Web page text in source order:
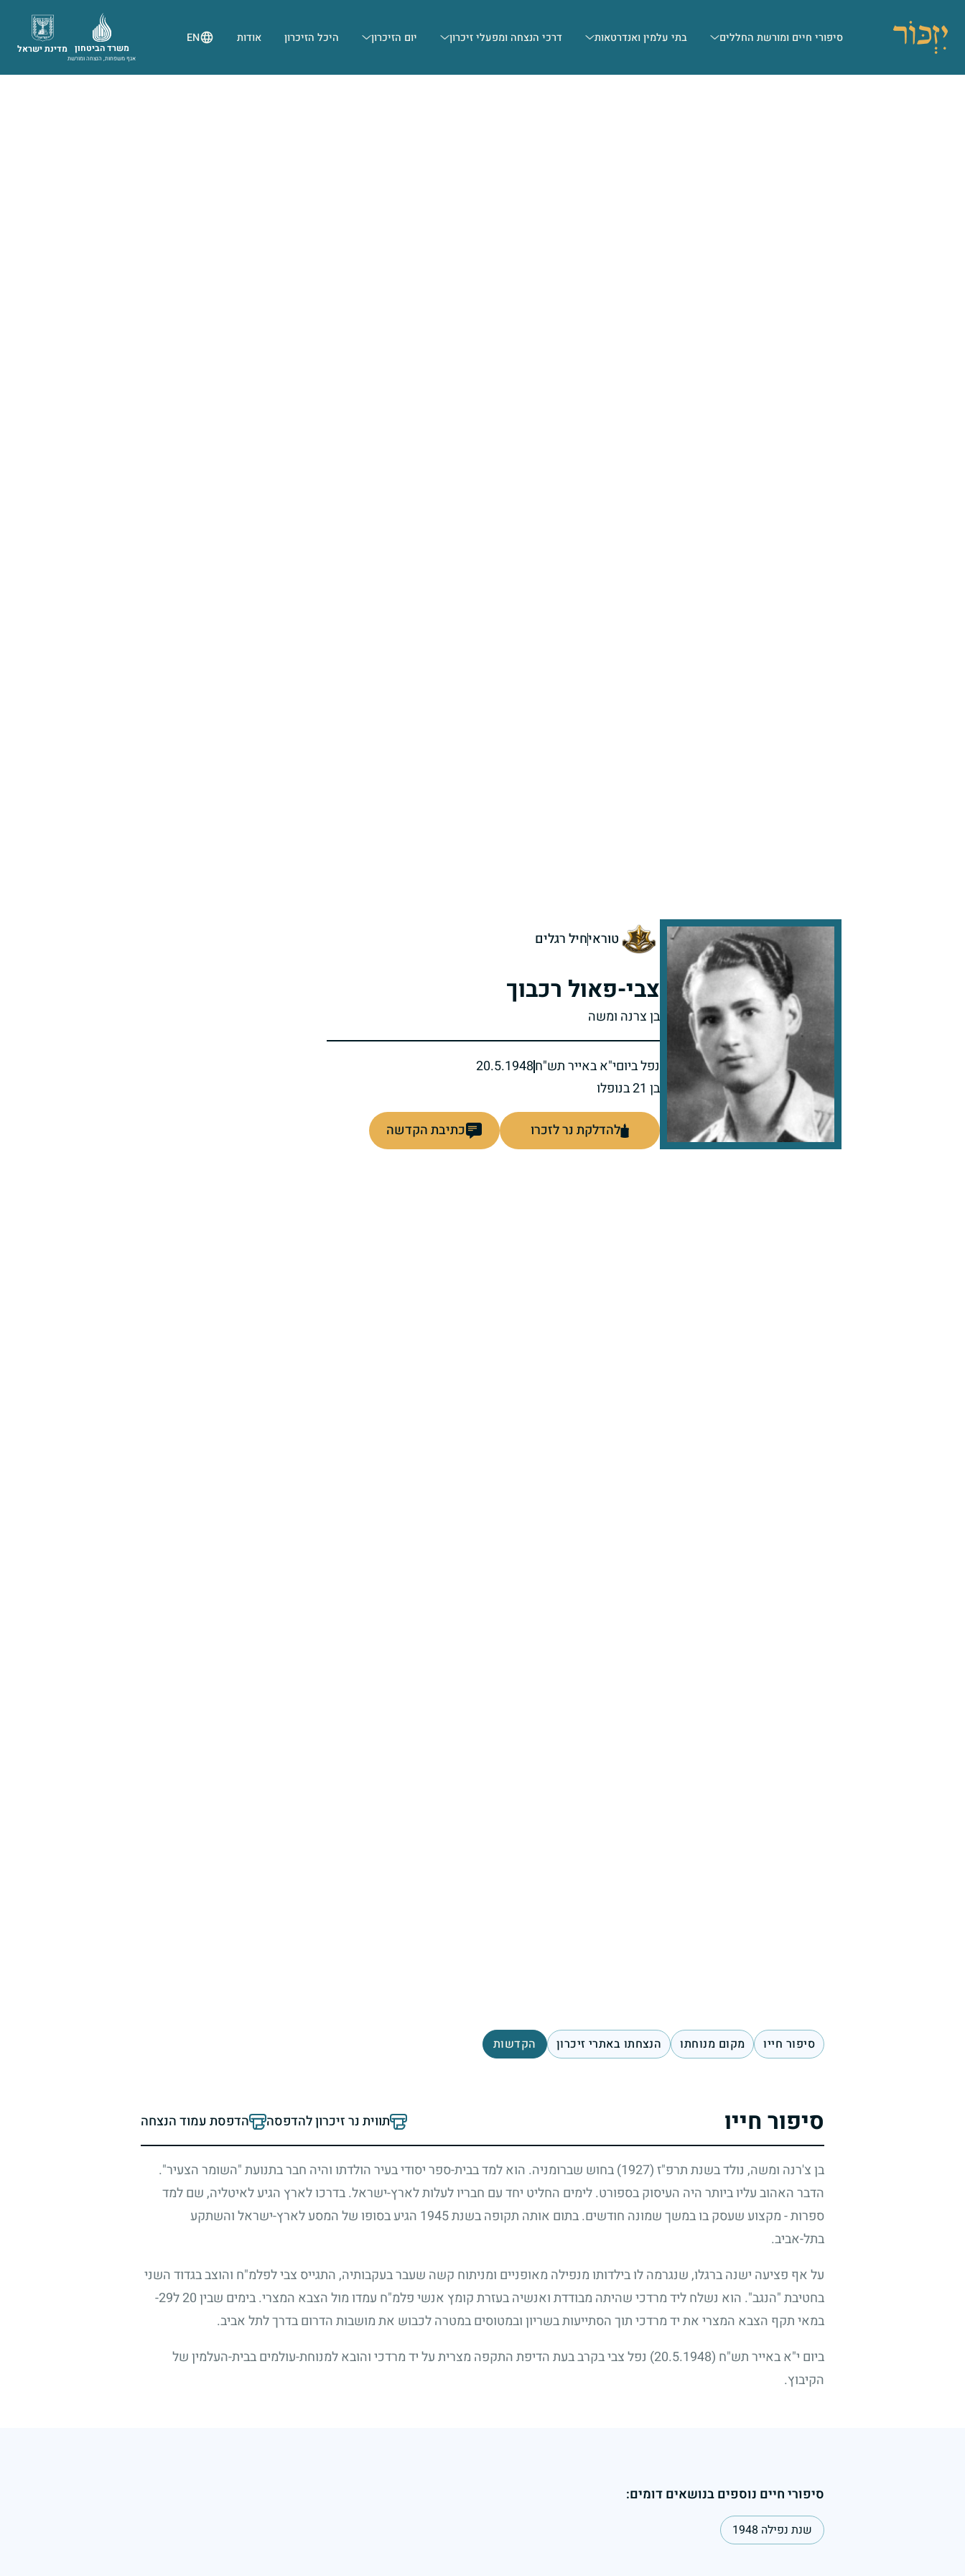
סיפורי חיים ומורשת החללים בתי עלמין ואנדרטאות דרכי הנצחה ומפעלי זיכרון יום הזיכרון היכל הזיכרון אודות EN
מדינת ישראל משרד הביטחון
אגף משפחות, הנצחה ומורשת
טוראיחיל רגלים
צבי-פאול רכבוך
בן צרנה ומשה
נפל ביוםי"א באייר תש"ח20.5.1948
בן 21 בנופלו
להדלקת נר לזכרו כתיבת הקדשה
סיפור חייו מקום מנוחתו הנצחתו באתרי זיכרון הקדשות
סיפור חייו תווית נר זיכרון להדפסה הדפסת עמוד הנצחה
בן צ'רנה ומשה, נולד בשנת תרפ"ז(1927)
בחוש שברומניה. הוא למד בבית-ספר יסודי בעיר הולדתו והיה חבר בתנועת "השומר הצעיר".
הדבר האהוב עליו ביותר היה העיסוק בספורט. לימים החליט יחד עם חבריו לעלות לארץ-ישראל. בדרכו לארץ הגיע לאיטליה, שם למד
ספרות - מקצוע שעסק בו במשך שמונה חודשים. בתום אותה תקופה בשנת1945 הגיע בסופו של המסע לארץ-ישראל והשתקע
בתל-אביב.
על אף פציעה ישנה ברגלו, שנגרמה לו בילדותו מנפילה מאופניים ומניתוח קשה שעבר בעקבותיה, התגייס צבי לפלמ"ח והוצב בגדוד השני
בחטיבת "הנגב". הוא נשלח ליד מרדכי שהיתה מבודדת ואנשיה בעזרת קומץ אנשי פלמ"ח עמדו מול הצבא המצרי. בימים שבין20ל29
-
במאי תקף הצבא המצרי את יד מרדכי תוך הסתייעות בשריון ובמטוסים במטרה לכבוש את מושבות הדרום בדרך לתל אביב.
ביום י"א באייר תש"ח (20.5.1948)
נפל צבי בקרב בעת הדיפת התקפה מצרית על יד מרדכי והובא למנוחת-עולמים בבית-העלמין של
הקיבוץ.
סיפורי חיים נוספים בנושאים דומים:
שנת נפילה 1948